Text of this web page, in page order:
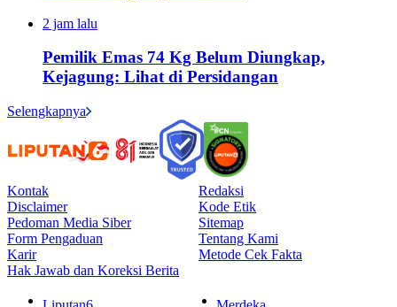
2 jam lalu
Pemilik Emas 74 Kg Belum Diungkap,
Kejagung: Lihat di Persidangan
Selengkapnya
Kontak
Redaksi
Disclaimer
Kode Etik
Pedoman Media Siber
Sitemap
Form Pengaduan
Tentang Kami
Karir
Metode Cek Fakta
Hak Jawab dan Koreksi Berita